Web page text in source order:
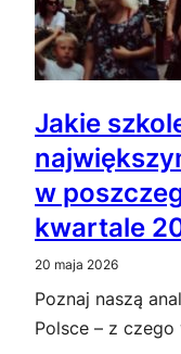
Jakie
w
kwartale
20 maja 2026
Poznaj naszą
Polsce – z